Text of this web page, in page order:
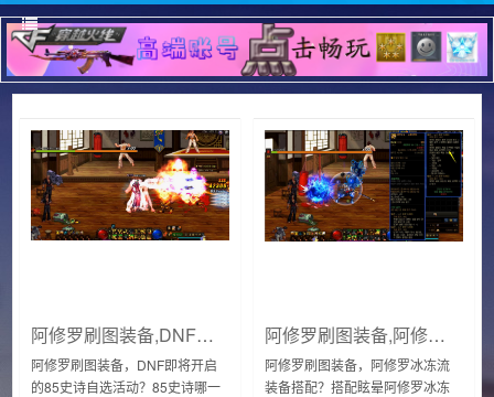
阿修罗刷图装备,DNF即将开启的85史诗自选活动?
阿修罗刷图装备，DNF即将开启
的85史诗自选活动？85史诗哪一
阿修罗刷图装备,阿修罗冰冻流装备搭配?
阿修罗刷图装备，阿修罗冰冻流
装备搭配？搭配眩晕阿修罗冰冻